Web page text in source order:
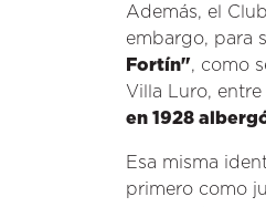
Además, el
embargo, para
Fortín", como
Villa Luro,
en 1928
Esa misma
primero como